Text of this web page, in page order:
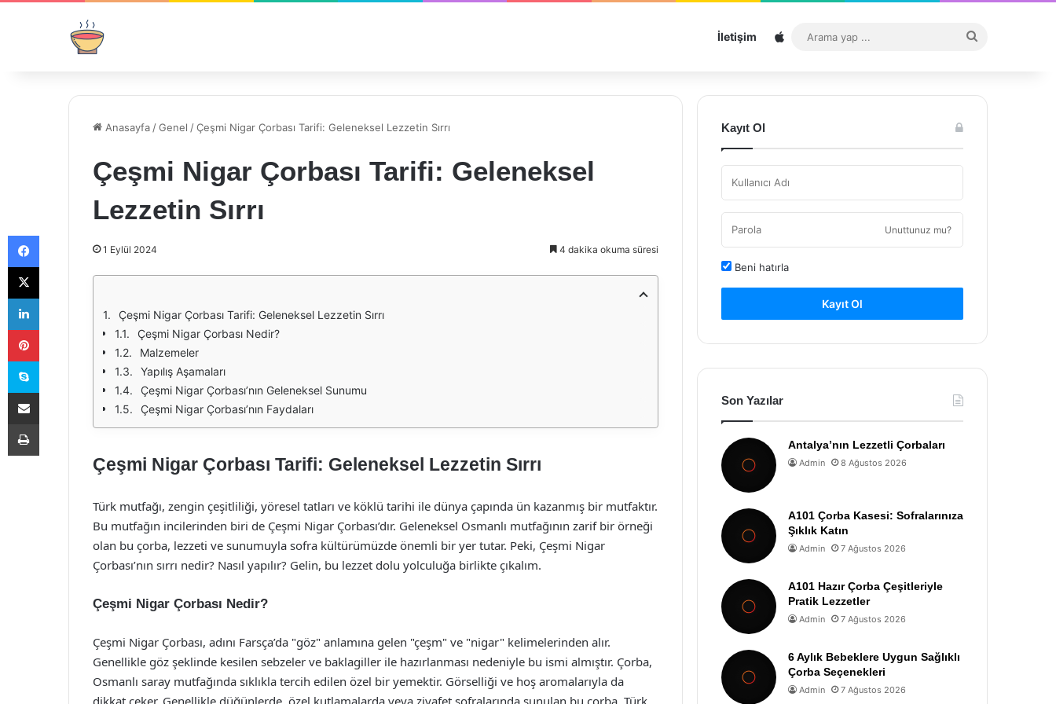
İletişim Sitemap
...
Anasayfa /Genel /Çeşmi Nigar Çorbası Tarifi: Geleneksel Lezzetin Sırrı
Çeşmi Nigar Çorbası Tarifi: Geleneksel
Lezzetin Sırrı
1 Eylül 2024 4 dakika okuma süresi
Çeşmi Nigar Çorbası Tarifi: Geleneksel Lezzetin Sırrı
Çeşmi Nigar Çorbası Nedir?
Malzemeler
Yapılış Aşamaları
Çeşmi Nigar Çorbası’nın Geleneksel Sunumu
Çeşmi Nigar Çorbası’nın Faydaları
Çeşmi Nigar Çorbası Tarifi: Geleneksel Lezzetin Sırrı
Türk mutfağı, zengin çeşitliliği, yöresel tatları ve köklü tarihi ile dünya çapında ün kazanmış bir mutfaktır.
Bu mutfağın incilerinden biri de Çeşmi Nigar Çorbası’dır. Geleneksel Osmanlı mutfağının zarif bir örneği
olan bu çorba, lezzeti ve sunumuyla sofra kültürümüzde önemli bir yer tutar. Peki, Çeşmi Nigar
Çorbası’nın sırrı nedir? Nasıl yapılır? Gelin, bu lezzet dolu yolculuğa birlikte çıkalım.
Çeşmi Nigar Çorbası Nedir?
Çeşmi Nigar Çorbası, adını Farsça’da "göz" anlamına gelen "çeşm" ve "nigar" kelimelerinden alır.
Genellikle göz şeklinde kesilen sebzeler ve baklagiller ile hazırlanması nedeniyle bu ismi almıştır. Çorba,
Osmanlı saray mutfağında sıklıkla tercih edilen özel bir yemektir. Görselliği ve hoş aromalarıyla da
dikkat çeker. Genellikle düğünlerde, özel kutlamalarda veya ziyafet sofralarında sunulan bu çorba, Türk
Kayıt Ol
Unuttunuz mu?
Beni hatırla
Kayıt Ol
Son Yazılar
Antalya’nın Lezzetli Çorbaları
Admin 8 Ağustos 2026
A101 Çorba Kasesi: Sofralarınıza
Şıklık Katın
Admin 7 Ağustos 2026
A101 Hazır Çorba Çeşitleriyle
Pratik Lezzetler
Admin 7 Ağustos 2026
6 Aylık Bebeklere Uygun Sağlıklı
Çorba Seçenekleri
Admin 7 Ağustos 2026
Facebook
X
LinkedIn
Pinterest
Skype
E-Posta ile paylaş